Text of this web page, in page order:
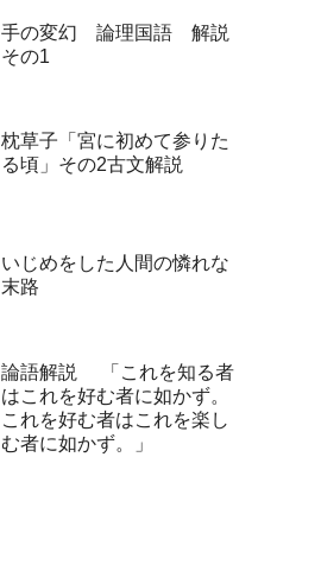
手の変幻 論理国語 解説
その1
枕草子「宮に初めて参りた
る頃」その2古文解説
いじめをした人間の憐れな
末路
論語解説 「これを知る者
はこれを好む者に如かず。
これを好む者はこれを楽し
む者に如かず。」